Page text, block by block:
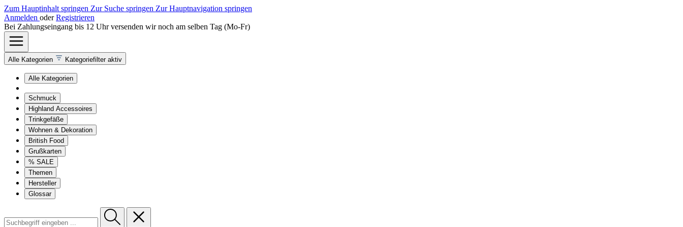
Zum Hauptinhalt springen Zur Suche springen Zur Hauptnavigation springen
Anmelden oder Registrieren
Bei Zahlungseingang bis 12 Uhr versenden wir noch am selben Tag (Mo-Fr)
Alle Kategorien Kategoriefilter aktiv
Alle Kategorien
Schmuck
Highland Accessoires
Trinkgefäße
Wohnen & Dekoration
British Food
Grußkarten
% SALE
Themen
Hersteller
Glossar